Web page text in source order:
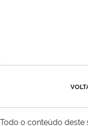
Todo o conteúdo deste